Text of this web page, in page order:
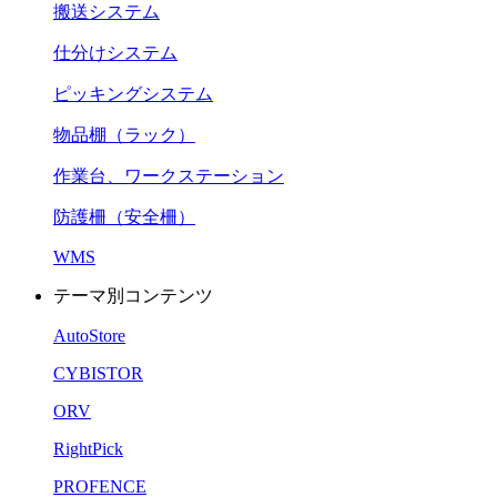
搬送システム
仕分けシステム
ピッキングシステム
物品棚（ラック）
作業台、ワークステーション
防護柵（安全柵）
WMS
テーマ別コンテンツ
AutoStore
CYBISTOR
ORV
RightPick
PROFENCE